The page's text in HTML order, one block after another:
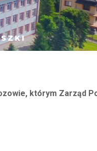
którym Zarząd